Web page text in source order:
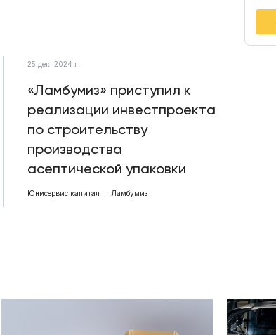
25 дек. 2024 г.
«Ламбумиз» приступил к
реализации инвестпроекта
по строительству
производства
асептической упаковки
Юнисервис капитал Ламбумиз